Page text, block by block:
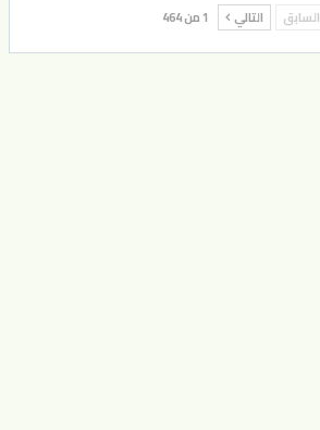
السابق التالي 1 من 464